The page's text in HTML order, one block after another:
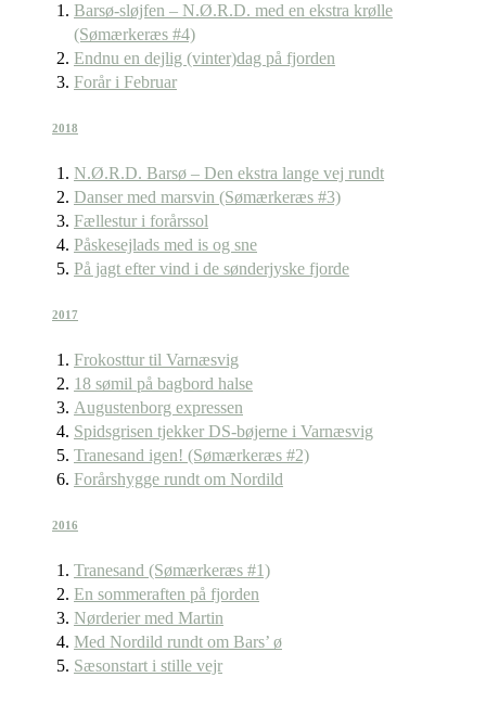
Barsø-sløjfen – N.Ø.R.D. med en ekstra krølle
(Sømærkeræs #4)
Endnu en dejlig (vinter)dag på fjorden
Forår i Februar
2018
N.Ø.R.D. Barsø – Den ekstra lange vej rundt
Danser med marsvin (Sømærkeræs #3)
Fællestur i forårssol
Påskesejlads med is og sne
På jagt efter vind i de sønderjyske fjorde
2017
Frokosttur til Varnæsvig
18 sømil på bagbord halse
Augustenborg expressen
Spidsgrisen tjekker DS-bøjerne i Varnæsvig
Tranesand igen! (Sømærkeræs #2)
Forårshygge rundt om Nordild
2016
Tranesand (Sømærkeræs #1)
En sommeraften på fjorden
Nørderier med Martin
Med Nordild rundt om Bars’ ø
Sæsonstart i stille vejr